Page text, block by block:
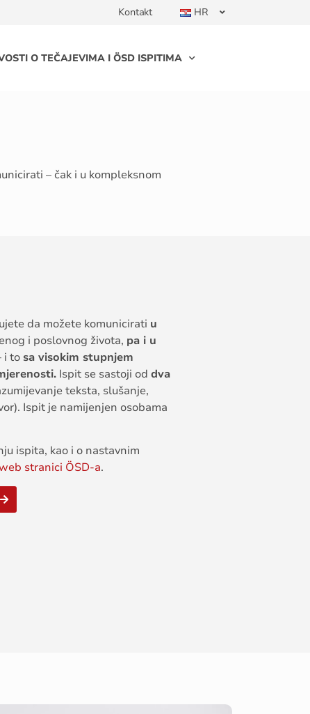
Kontakt HR
O TEČAJEVIMA I ÖSD ISPITIMA
– čak i u kompleksnom
da možete komunicirati u
i poslovnog života, pa i u
i to sa visokim stupnjem
Ispit se sastoji od dva
teksta, slušanje,
Ispit je namijenjen osobama
ispita, kao i o nastavnim
stranici ÖSD-a.